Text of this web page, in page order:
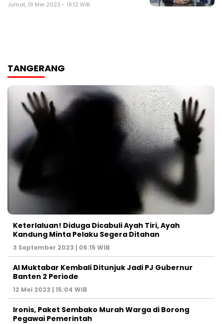
Jumat, 19 Mei 2023 - 19:12 WIB
TANGERANG
Keterlaluan! Diduga Dicabuli Ayah Tiri, Ayah
Kandung Minta Pelaku Segera Ditahan
3 September 2023 | 06:15 WIB
Al Muktabar Kembali Ditunjuk Jadi PJ Gubernur
Banten 2 Periode
12 Mei 2023 | 15:04 WIB
Ironis, Paket Sembako Murah Warga di Borong
Pegawai Pemerintah